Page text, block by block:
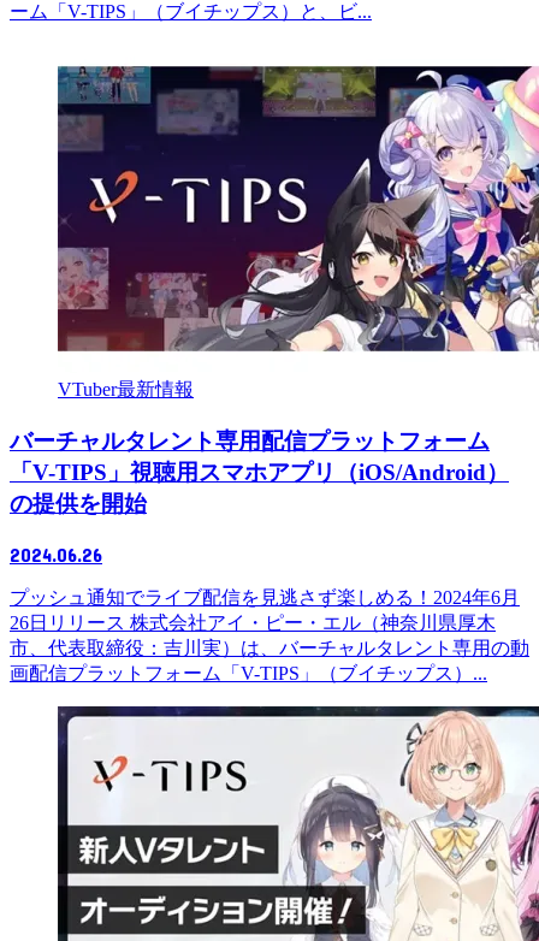
ーム「V-TIPS」（ブイチップス）と、ビ...
VTuber最新情報
バーチャルタレント専用配信プラットフォーム
「V-TIPS」視聴用スマホアプリ（iOS/Android）
の提供を開始
2024.06.26
プッシュ通知でライブ配信を見逃さず楽しめる！2024年6月
26日リリース 株式会社アイ・ピー・エル（神奈川県厚木
市、代表取締役：吉川実）は、バーチャルタレント専用の動
画配信プラットフォーム「V-TIPS」（ブイチップス）...